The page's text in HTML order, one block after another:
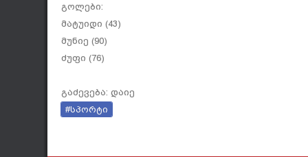
გოლები:
მატუიდი (43)
მუნიე (90)
ძუფი (76)
გაძევება: დაიე
#სპორტი